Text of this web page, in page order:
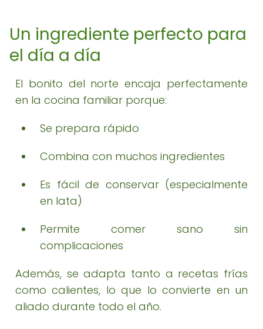
Un ingrediente perfecto para
el día a día
El bonito del norte encaja perfectamente
en la cocina familiar porque:
Se prepara rápido
Combina con muchos ingredientes
Es fácil de conservar (especialmente
en lata)
Permite comer sano sin
complicaciones
Además, se adapta tanto a recetas frías
como calientes, lo que lo convierte en un
aliado durante todo el año.